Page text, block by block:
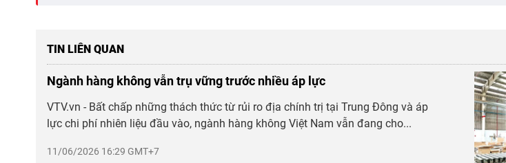
TIN LIÊN QUAN
Ngành hàng không vẫn trụ vững trước nhiều áp lực
11/06/2026 16:29 GMT+7
VTV.vn - Bất chấp những thách thức từ rủi ro địa chính trị tại Trung Đông và áp
lực chi phí nhiên liệu đầu vào, ngành hàng không Việt Nam vẫn đang cho...